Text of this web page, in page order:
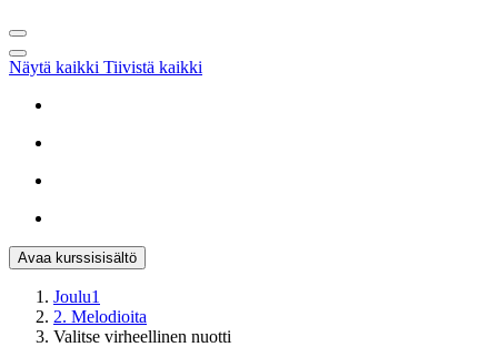
Näytä kaikki Tiivistä kaikki
Avaa kurssisisältö
Joulu1
2. Melodioita
Valitse virheellinen nuotti